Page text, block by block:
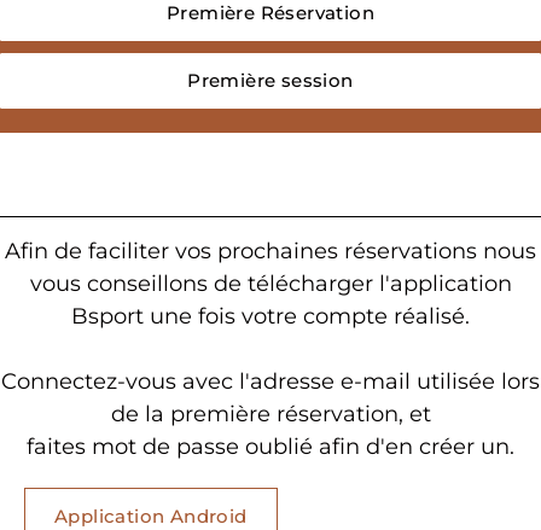
Première Réservation
Première session
Afin de faciliter vos prochaines réservations nous
vous conseillons de télécharger l'application
Bsport une fois votre compte réalisé.
Connectez-vous avec l'adresse e-mail utilisée lors
de la première réservation, et
faites mot de passe oublié afin d'en créer un.
Application Android